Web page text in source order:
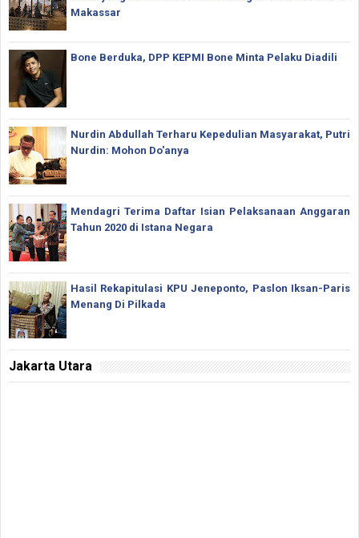
Makassar
Bone Berduka, DPP KEPMI Bone Minta Pelaku Diadili
Nurdin Abdullah Terharu Kepedulian Masyarakat, Putri
Nurdin: Mohon Do'anya
Mendagri Terima Daftar Isian Pelaksanaan Anggaran
Tahun 2020 di Istana Negara
Hasil Rekapitulasi KPU Jeneponto, Paslon Iksan-Paris
Menang Di Pilkada
Jakarta Utara